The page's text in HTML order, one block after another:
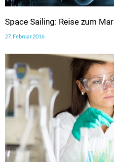
Space Sailing: Reise zum
27. Februar 2016